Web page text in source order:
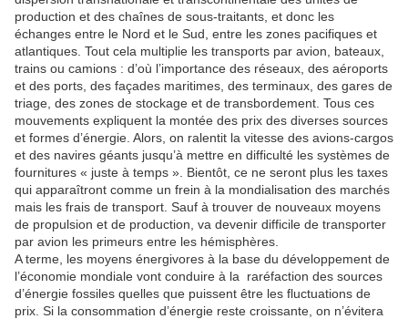
production et des chaînes de sous-traitants, et donc les
échanges entre le Nord et le Sud, entre les zones pacifiques et
atlantiques. Tout cela multiplie les transports par avion, bateaux,
trains ou camions : d’où l’importance des réseaux, des aéroports
et des ports, des façades maritimes, des terminaux, des gares de
triage, des zones de stockage et de transbordement. Tous ces
mouvements expliquent la montée des prix des diverses sources
et formes d’énergie. Alors, on ralentit la vitesse des avions-cargos
et des navires géants jusqu’à mettre en difficulté les systèmes de
fournitures « juste à temps ». Bientôt, ce ne seront plus les taxes
qui apparaîtront comme un frein à la mondialisation des marchés
mais les frais de transport. Sauf à trouver de nouveaux moyens
de propulsion et de production, va devenir difficile de transporter
par avion les primeurs entre les hémisphères.
A terme, les moyens énergivores à la base du développement de
l’économie mondiale vont conduire à la raréfaction des sources
d’énergie fossiles quelles que puissent être les fluctuations de
prix. Si la consommation d’énergie reste croissante, on n’évitera